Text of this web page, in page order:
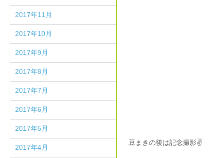
豆まきの後は記念撮影✌
2017年11月
2017年10月
2017年9月
2017年8月
2017年7月
2017年6月
2017年5月
2017年4月